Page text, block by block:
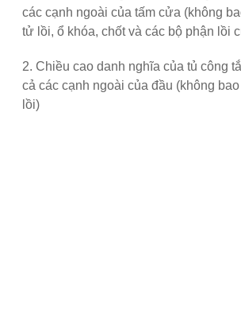
các cạnh ngoài của tấm cửa (không
tử lồi, ổ khóa, chốt và các bộ phận lồi
2. Chiều cao danh nghĩa của tủ công
cả các cạnh ngoài của đầu (không
lồi)